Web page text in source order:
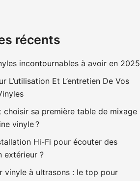
récents
incontournables à avoir en 2025
L’utilisation Et L’entretien De Vos
choisir sa première table de mixage
vinyle ?
Hi-Fi pour écouter des
extérieur ?
vinyle à ultrasons : le top pour